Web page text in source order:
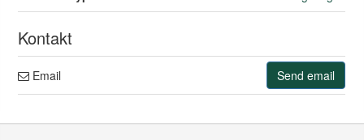
Kontakt
Email Send email